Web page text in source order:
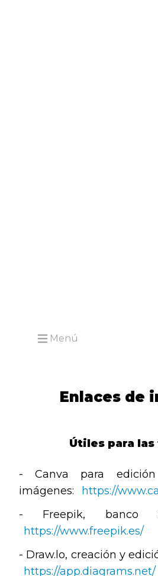
Open main menu
Menú
Enlaces de
Útiles para
- Canva para
imágenes:
https://
- Freepik, banco
https://www.freepik.es/
- Draw.lo, creación y
https://app.diagrams.net/